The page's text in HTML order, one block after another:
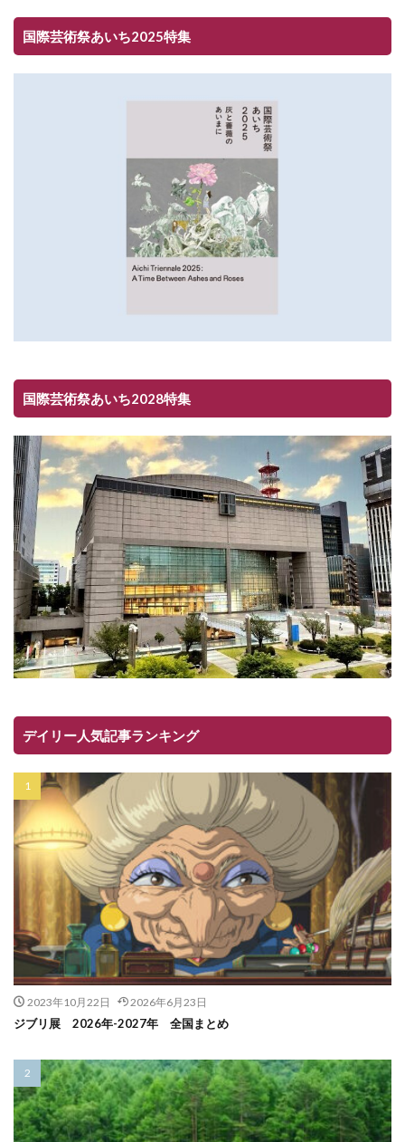
国際芸術祭あいち2025特集
国際芸術祭あいち2028特集
デイリー人気記事ランキング
2023年10月22日 2026年6月23日
ジブリ展 2026年-2027年 全国まとめ